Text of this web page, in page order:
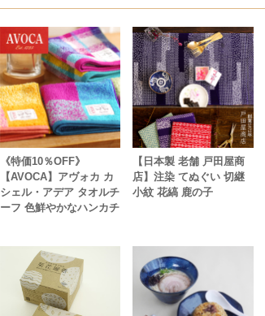
《特価10％OFF》
【AVOCA】アヴォカ カ
シェル・アデア タオルチ
ーフ 色鮮やかなハンカチ
【日本製 老舗 戸田屋商
店】注染 てぬぐい 切継
小紋 花縞 鹿の子